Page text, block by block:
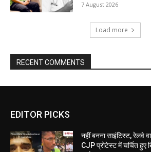
7 August 2026
Load more
RECENT COMMENTS
EDITOR PICKS
नहीं बनना साइंटिस्ट, रेलवे
CJP प्रोटेस्ट में चर्चित हुए